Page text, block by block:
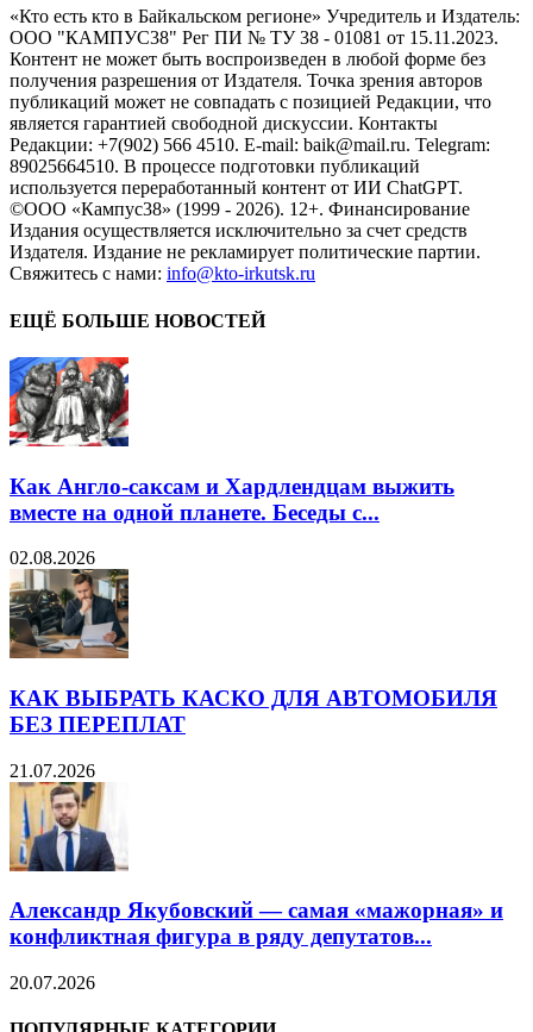
«Кто есть кто в Байкальском регионе» Учредитель и Издатель:
ООО "КАМПУС38" Рег ПИ № ТУ 38 - 01081 от 15.11.2023.
Контент не может быть воспроизведен в любой форме без
получения разрешения от Издателя. Точка зрения авторов
публикаций может не совпадать с позицией Редакции, что
является гарантией свободной дискуссии. Контакты
Редакции: +7(902) 566 4510. E-mail: baik@mail.ru. Telegram:
89025664510. В процессе подготовки публикаций
используется переработанный контент от ИИ ChatGPT.
©ООО «Кампус38» (1999 - 2026). 12+. Финансирование
Издания осуществляется исключительно за счет средств
Издателя. Издание не рекламирует политические партии.
Свяжитесь с нами: info@kto-irkutsk.ru
ЕЩЁ БОЛЬШЕ НОВОСТЕЙ
Как Англо-саксам и Хардлендцам выжить
вместе на одной планете. Беседы с...
02.08.2026
КАК ВЫБРАТЬ КАСКО ДЛЯ АВТОМОБИЛЯ
БЕЗ ПЕРЕПЛАТ
21.07.2026
Александр Якубовский — самая «мажорная» и
конфликтная фигура в ряду депутатов...
20.07.2026